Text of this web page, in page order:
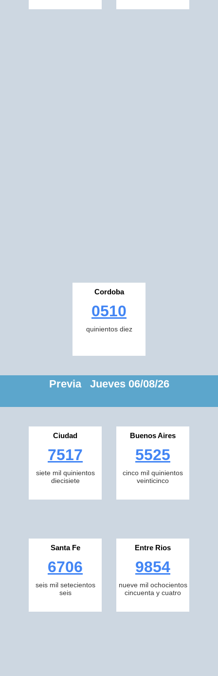
Cordoba
0510
quinientos diez
Previa Jueves 06/08/26
Ciudad
7517
siete mil quinientos
diecisiete
Buenos Aires
5525
cinco mil quinientos
veinticinco
Santa Fe
6706
seis mil setecientos
seis
Entre Rios
9854
nueve mil ochocientos
cincuenta y cuatro